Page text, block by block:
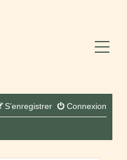
Connexion
S’enregistrer